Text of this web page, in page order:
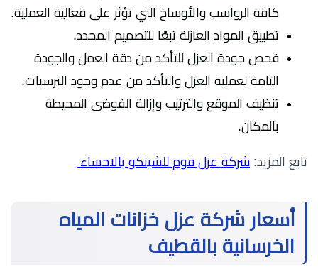
كافة الرواسب والأوساخ التي تؤثر على فعالية العملية.
تطبيق المواد العازلة تبعًا للتصميم المحدد.
فحص جودة العزل للتأكد من دقة العمل والجودة
التامة لعملية العزل والتأكد من عدم وجود الترسبات.
تنظيف الموقع والترتيب وإزالة الفوضى المحيطة
بالمكان.
تابع المزيد:شركة عزل فوم للشينكو بالاحساء
أسعار شركة عزل خزانات المياه
الخرسانية بالقطيف